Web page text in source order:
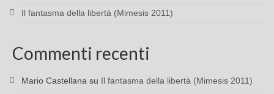
Il fantasma della libertà (Mimesis 2011)
Commenti recenti
Mario Castellana su Il fantasma della libertà (Mimesis 2011)